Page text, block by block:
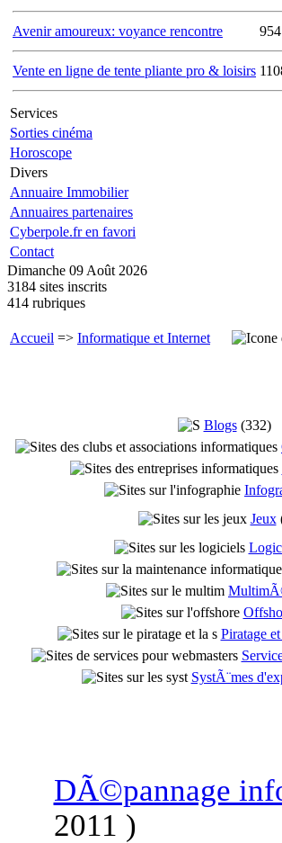
Avenir amoureux: voyance rencontre 954
Vente en ligne de tente pliante pro & loisirs
Services
Sorties cinéma
Horoscope
Divers
Annuaire Immobilier
Annuaires partenaires
Cyberpole.fr en favori
Contact
Dimanche 09 Août 2026
3184 sites inscrits
414 rubriques
Accueil => Informatique et Internet
Blogs(332)
Jeux
Piratage
SystÃ¨mes
DÃ©pannage
2011 )